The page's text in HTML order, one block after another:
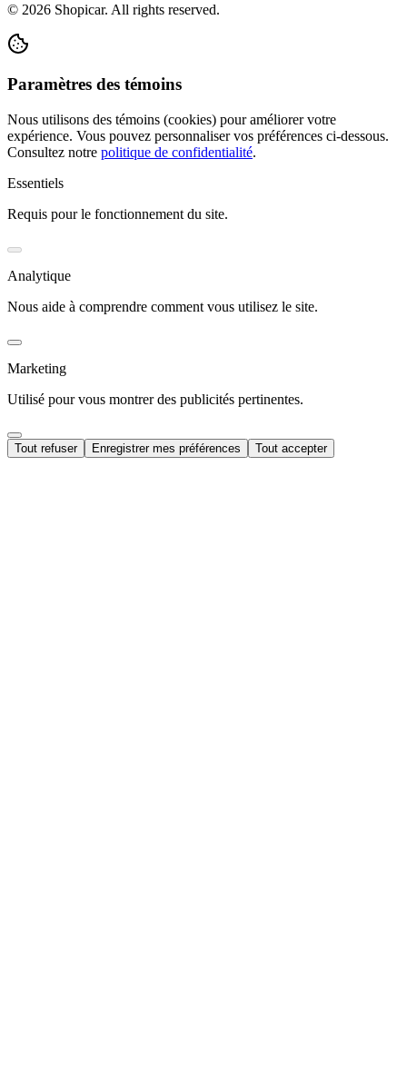
© 2026 Shopicar. All rights reserved.
Paramètres des témoins
Nous utilisons des témoins (cookies) pour améliorer votre
expérience. Vous pouvez personnaliser vos préférences ci-dessous.
Consultez notre politique de confidentialité.
Essentiels
Requis pour le fonctionnement du site.
Analytique
Nous aide à comprendre comment vous utilisez le site.
Marketing
Utilisé pour vous montrer des publicités pertinentes.
Tout refuser Enregistrer mes préférences Tout accepter